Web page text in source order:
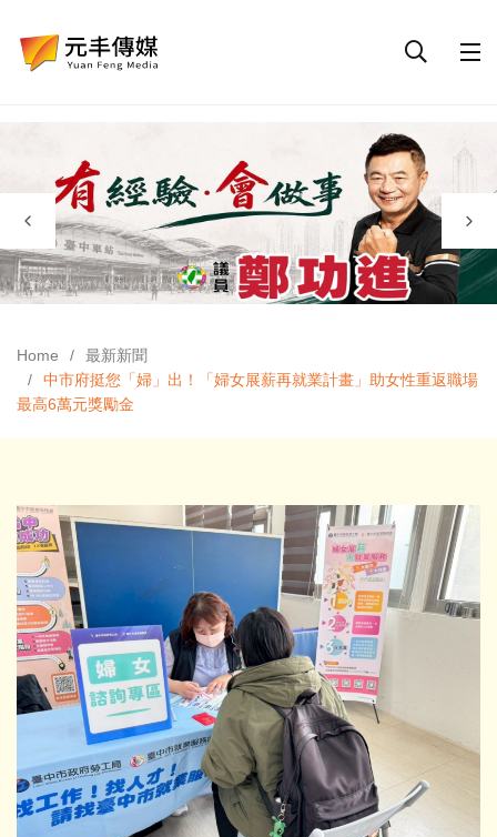
Home
最新新聞
中市府挺您「婦」出！「婦女展薪再就業計畫」助女性重返職場
最高6萬元獎勵金